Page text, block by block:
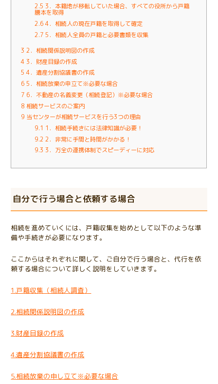
2.5 3．本籍地が移転していた場合、すべての役所から戸籍
謄本を取得
2.64．相続人の現在戸籍を取得して確定
2.7 5．相続人全員の戸籍と必要書類を収集
3 2．相続関係説明図の作成
4 3．財産目録の作成
5 4．遺産分割協議書の作成
6 5．相続放棄の申立て※必要な場合
7 6．不動産の名義変更（相続登記）※必要な場合
8 相続サービスのご案内
9 当センターが相続サービスを行う3つの理由
9.1 1．相続手続きには法律知識が必要！
9.2 2．非常に手間と時間がかかる！
9.3 3．万全の連携体制でスピーディーに対応
自分で行う場合と依頼する場合
相続を進めていくには、戸籍収集を始めとして以下のような準
備や手続きが必要になります。
ここからはそれぞれに関して、ご自分で行う場合と、代行を依
頼する場合について詳しく説明をしていきます。
1.戸籍収集（相続人調査）
2.相続関係説明図の作成
3.財産目録の作成
4.遺産分割協議書の作成
5.相続放棄の申し立て※必要な場合